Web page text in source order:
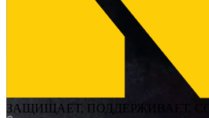
ЗАЩИЩАЕТ, ПОДДЕРЖИВАЕТ,